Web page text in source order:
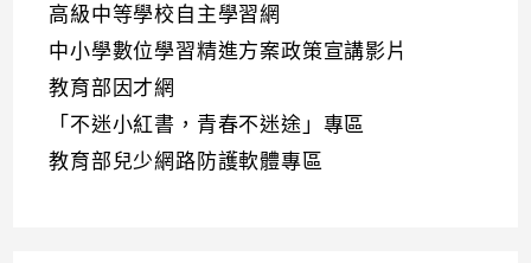
高級中等學校自主學習網
中小學數位學習精進方案政策宣講影片
教育部因才網
「不迷小紅書，青春不迷途」專區
教育部兒少網路防護軟體專區